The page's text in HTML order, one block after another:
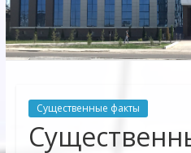
АО
"Бухарское
Электрических
сетей"
Существенные факты